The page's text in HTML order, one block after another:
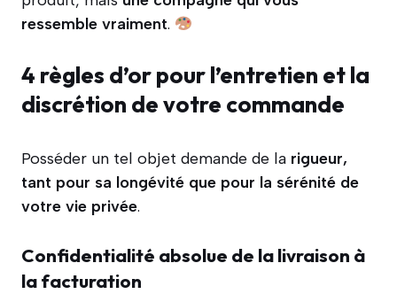
ressemble vraiment.
4 règles d’or pour l’entretien et la
discrétion de votre commande
Posséder un tel objet demande de la rigueur,
tant pour sa longévité que pour la sérénité de
votre vie privée.
Confidentialité absolue de la livraison à
la facturation